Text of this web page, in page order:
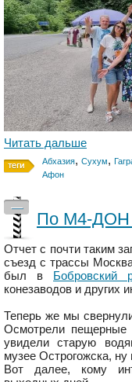
Читать дальше
Абхазия, Сухум,
Афон
—
По М4-ДОН
Отчет с почти таким
съезд с трассы
был в Бобровский
конезаводов и других
Теперь же мы
Осмотрели пещерные
увидели старую
музее Острогожска, ну
Вот далее, кому